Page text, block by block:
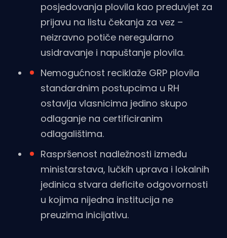
posjedovanja plovila kao preduvjet za
prijavu na listu čekanja za vez –
neizravno potiče neregularno
usidravanje i napuštanje plovila.
Nemogućnost reciklaže GRP plovila
standardnim postupcima u RH
ostavlja vlasnicima jedino skupo
odlaganje na certificiranim
odlagalištima.
Raspršenost nadležnosti između
ministarstava, lučkih uprava i lokalnih
jedinica stvara deficite odgovornosti
u kojima nijedna institucija ne
preuzima inicijativu.